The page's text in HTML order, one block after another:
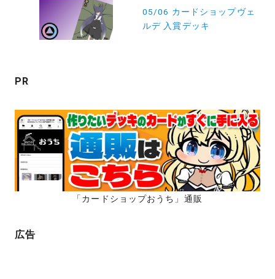
ン
05/06 カードショップヴェ
ルデ 入賞デッキ
PR
「カードショップおうち」通販
広告